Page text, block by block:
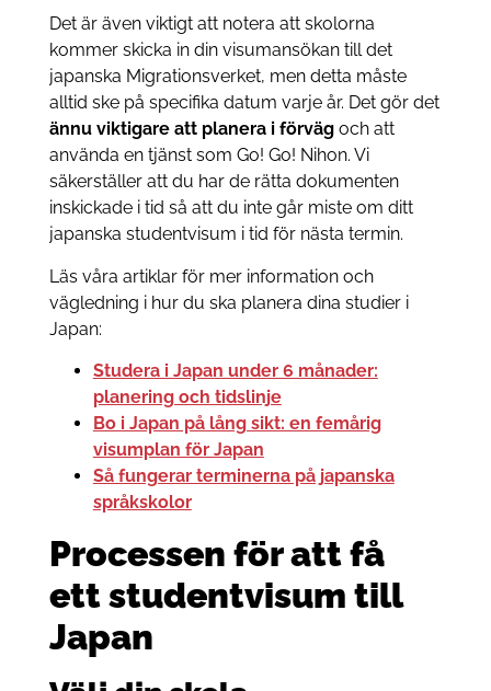
Det är även viktigt att notera att skolorna
kommer skicka in din visumansökan till det
japanska Migrationsverket, men detta måste
alltid ske på specifika datum varje år. Det gör det
ännu viktigare att planera i förvägoch att
använda en tjänst som Go! Go! Nihon. Vi
säkerställer att du har de rätta dokumenten
inskickade i tid så att du inte går miste om ditt
japanska studentvisum i tid för nästa termin.
Läs våra artiklar för mer information och
vägledning i hur du ska planera dina studier i
Japan:
Studera i Japan under 6 månader:
planering och tidslinje
Bo i Japan på lång sikt: en femårig
visumplan för Japan
Så fungerar terminerna på japanska
språkskolor
Processen för att få
ett studentvisum till
Japan